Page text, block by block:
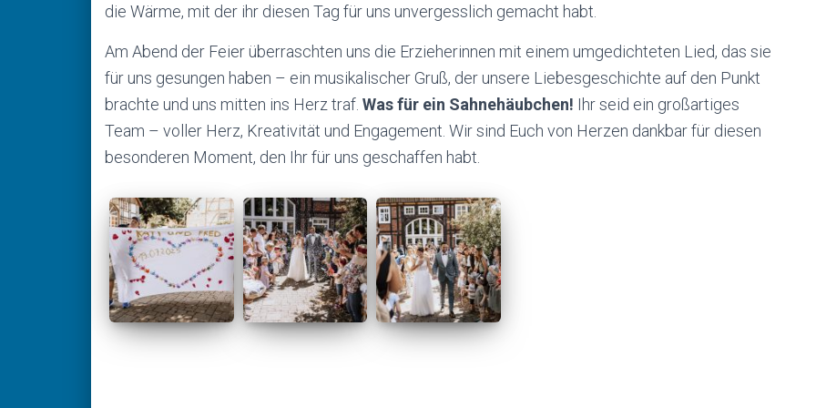
die Wärme, mit der ihr diesen Tag für uns unvergesslich gemacht habt.
Am Abend der Feier überraschten uns die Erzieherinnen mit einem umgedichteten Lied, das sie
für uns gesungen haben – ein musikalischer Gruß, der unsere Liebesgeschichte auf den Punkt
brachte und uns mitten ins Herz traf. Was für ein Sahnehäubchen! Ihr seid ein großartiges
Team – voller Herz, Kreativität und Engagement. Wir sind Euch von Herzen dankbar für diesen
besonderen Moment, den Ihr für uns geschaffen habt.